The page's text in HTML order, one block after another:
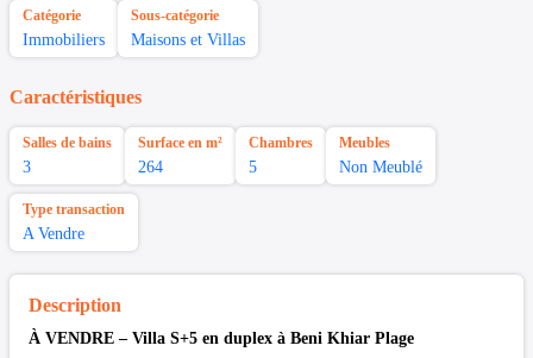
Catégorie
Immobiliers
Sous-catégorie
Maisons et Villas
Caractéristiques
Salles de bains
3
Surface en m²
264
Chambres
5
Meubles
Non Meublé
Type transaction
A Vendre
Description
À VENDRE – Villa S+5 en duplex à Beni Khiar Plage